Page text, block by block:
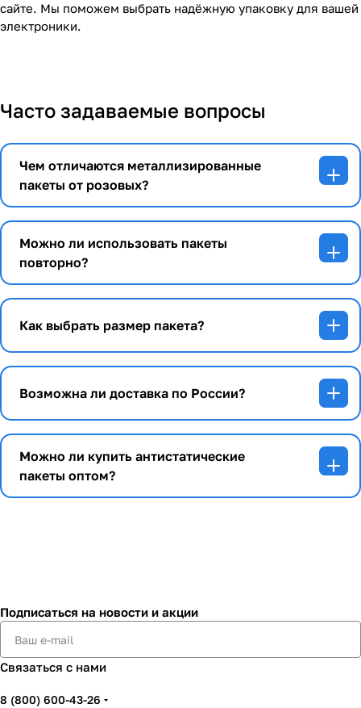
сайте. Мы поможем выбрать надёжную упаковку для вашей
электроники.
Часто задаваемые вопросы
Чем отличаются металлизированные
пакеты от розовых?
Можно ли использовать пакеты
повторно?
Как выбрать размер пакета?
Возможна ли доставка по России?
Можно ли купить антистатические
пакеты оптом?
Подписаться на новости и акции
Связаться с нами
8 (800) 600-43-26